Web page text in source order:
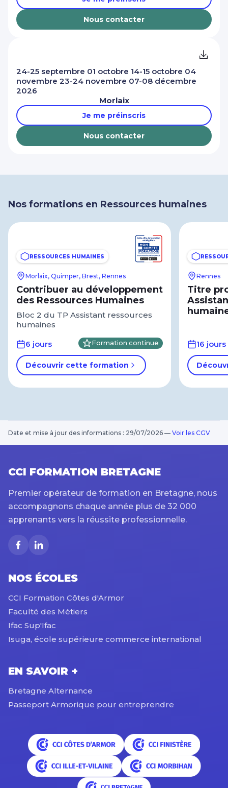
Nous contacter
24-25 septembre 01 octobre 14-15 octobre 04
novembre 23-24 novembre 07-08 décembre
2026
Morlaix
Je me préinscris
Nous contacter
Nos formations en Ressources humaines
RESSOURCES HUMAINES
Morlaix, Quimper, Brest, Rennes
Contribuer au développement
des Ressources Humaines
Bloc 2 du TP Assistant ressources
humaines
6 jours
Formation continue
Découvrir cette formation
Rennes
Titre
16 jours
Date et mise à jour des informations : 29/07/2026 — Voir les CGV
CCI FORMATION BRETAGNE
Premier opérateur de formation en Bretagne, nous
accompagnons chaque année plus de 32 000
apprenants vers la réussite professionnelle.
NOS ÉCOLES
CCI Formation Côtes d'Armor
Faculté des Métiers
Ifac Sup'Ifac
Isuga, école supérieure commerce international
EN SAVOIR +
Bretagne Alternance
Passeport Armorique pour entreprendre